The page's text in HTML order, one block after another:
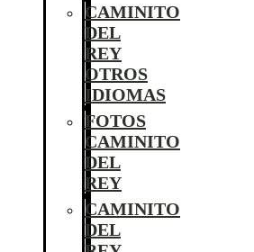
CAMINITO
DEL
REY
OTROS
IDIOMAS
FOTOS
CAMINITO
DEL
REY
CAMINITO
DEL